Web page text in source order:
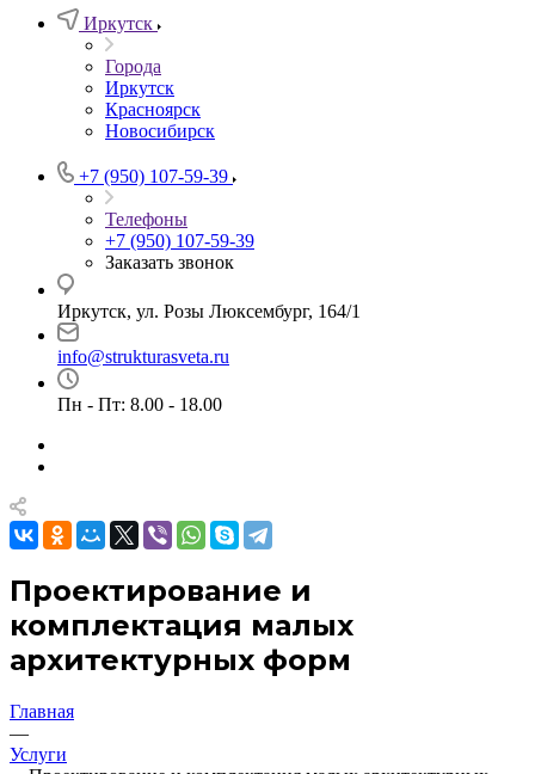
Иркутск
Города
Иркутск
Красноярск
Новосибирск
+7 (950) 107-59-39
Телефоны
+7 (950) 107-59-39
Заказать звонок
Иркутск, ул. Розы Люксембург, 164/1
info@strukturasveta.ru
Пн - Пт: 8.00 - 18.00
Проектирование и
комплектация малых
архитектурных форм
Главная
—
Услуги